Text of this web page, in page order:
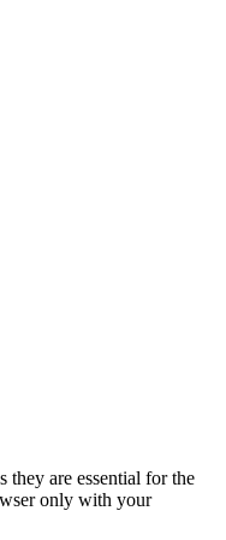
they are essential for the
only with your